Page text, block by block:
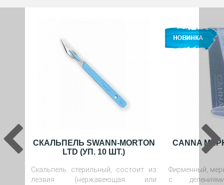
СКАЛЬПЕЛЬ SWANN-MORTON
LTD (УП. 10 ШТ.)
Скальпель стерильный, состоит из
лезвия (нержавеющая или
CANNA
Фирменный,
с